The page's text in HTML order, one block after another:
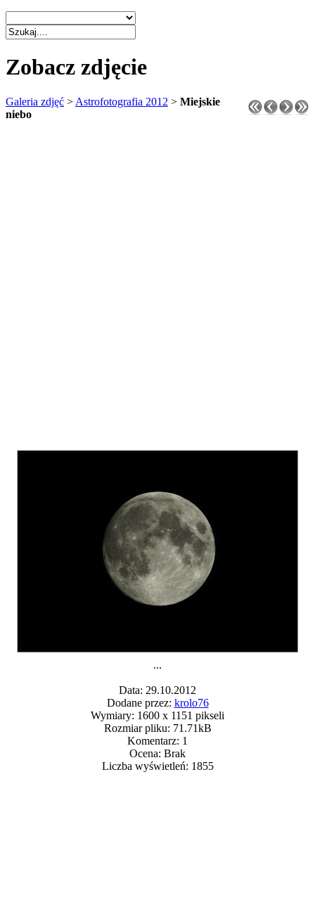
Zobacz zdjęcie
Galeria zdjęć > Astrofotografia 2012 > Miejskie
niebo
...
Data: 29.10.2012
Dodane przez: krolo76
Wymiary: 1600 x 1151 pikseli
Rozmiar pliku: 71.71kB
Komentarz: 1
Ocena: Brak
Liczba wyświetleń: 1855